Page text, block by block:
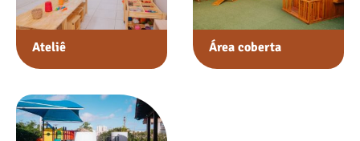
Ateliê Área coberta